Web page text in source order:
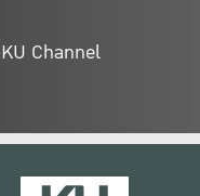
KU Channel